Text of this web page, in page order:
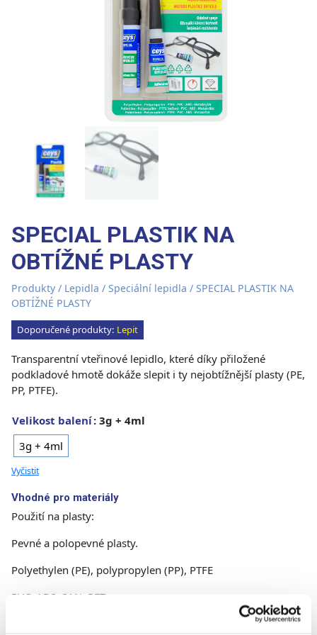
SPECIAL PLASTIK NA
OBTÍŽNÉ PLASTY
Produkty / Lepidla / Speciální lepidla / SPECIAL PLASTIK NA
OBTÍŽNÉ PLASTY
Doporučené produkty: Lepit
Transparentní vteřinové lepidlo, které díky přiložené
podkladové hmotě dokáže slepit i ty nejobtížnější plasty (PE,
PP, PTFE).
Velikost balení: 3g + 4ml
3g + 4ml
Vyčistit
Vhodné pro materiály
Použití na plasty:
Pevné a polopevné plasty.
Polyethylen (PE), polypropylen (PP), PTFE
PVC, ABS, SAN, PET